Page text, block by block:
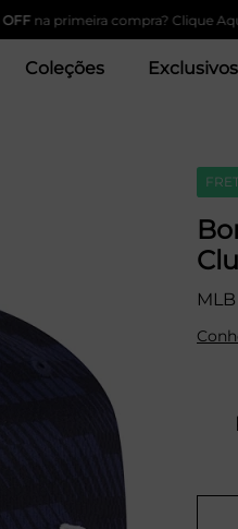
primeira compra? Clique Aqui! |
Coleções Exclusivos
MLB